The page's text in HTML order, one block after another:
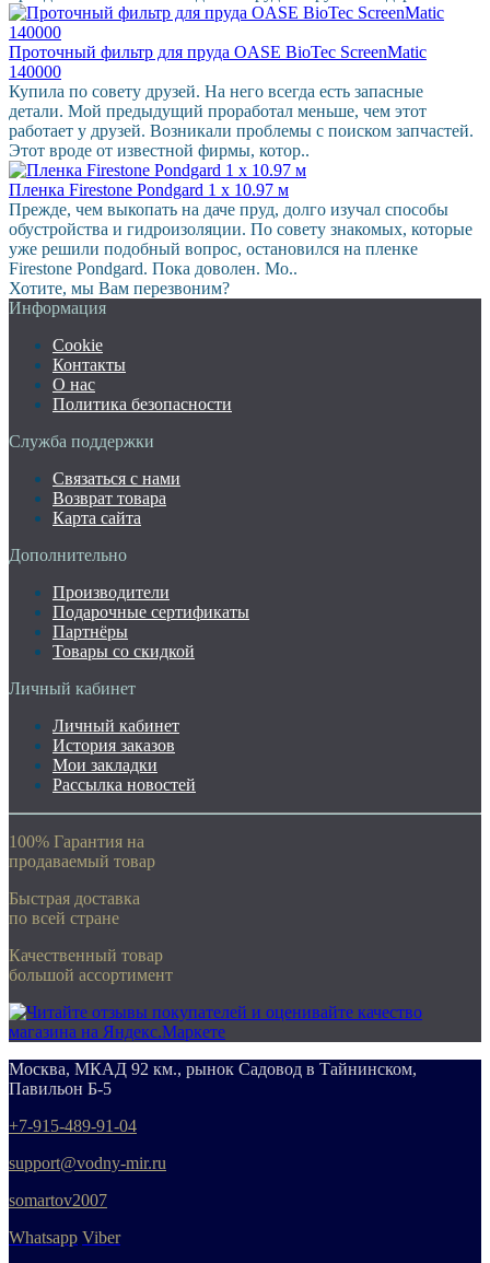
Проточный фильтр для пруда OASE BioTec ScreenMatic
140000
Купила по совету друзей. На него всегда есть запасные
детали. Мой предыдущий проработал меньше, чем этот
работает у друзей. Возникали проблемы с поиском запчастей.
Этот вроде от известной фирмы, котор..
Пленка Firestone Pondgard 1 х 10.97 м
Прежде, чем выкопать на даче пруд, долго изучал способы
обустройства и гидроизоляции. По совету знакомых, которые
уже решили подобный вопрос, остановился на пленке
Firestone Pondgard. Пока доволен. Мо..
Хотите, мы Вам перезвоним?
Информация
Cookie
Контакты
О нас
Политика безопасности
Служба поддержки
Связаться с нами
Возврат товара
Карта сайта
Дополнительно
Производители
Подарочные сертификаты
Партнёры
Товары со скидкой
Личный кабинет
Личный кабинет
История заказов
Мои закладки
Рассылка новостей
100% Гарантия на
продаваемый товар
Быстрая доставка
по всей стране
Качественный товар
большой ассортимент
Москва, МКАД 92 км., рынок Садовод в Тайнинском,
Павильон Б-5
+7-915-489-91-04
support@vodny-mir.ru
somartov2007
Whatsapp Viber